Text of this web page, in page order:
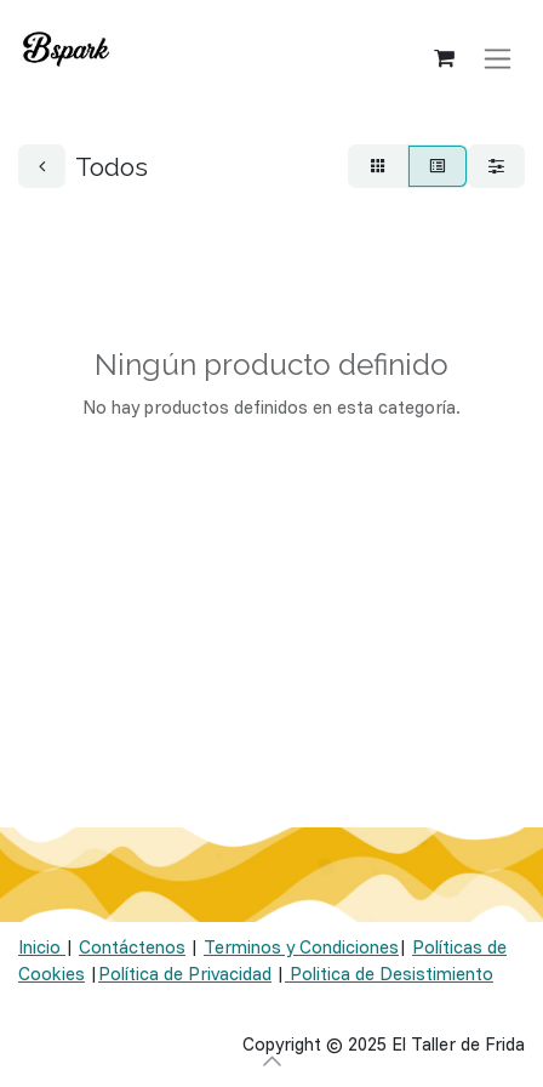
Todos
Ningún producto definido
No hay productos definidos en esta categoría.
Inicio | Contáctenos | Terminos y Condiciones| Políticas de
Cookies | Política de Privacidad | Politica de Desistimiento
Copyright © 2025 El Taller de Frida